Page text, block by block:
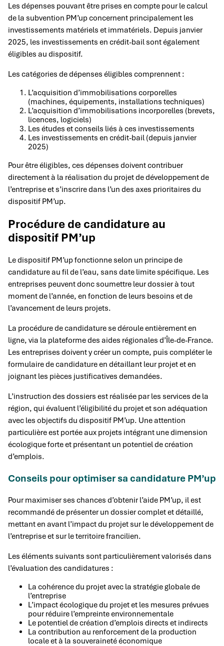
Les dépenses pouvant être prises en compte pour le calcul
de la subvention PM’up concernent principalement les
investissements matériels et immatériels. Depuis janvier
2025, les investissements en crédit-bail sont également
éligibles au dispositif.
Les catégories de dépenses éligibles comprennent :
L’acquisition d’immobilisations corporelles
(machines, équipements, installations techniques)
L’acquisition d’immobilisations incorporelles (brevets,
licences, logiciels)
Les études et conseils liés à ces investissements
Les investissements en crédit-bail (depuis janvier
2025)
Pour être éligibles, ces dépenses doivent contribuer
directement à la réalisation du projet de développement de
l’entreprise et s’inscrire dans l’un des axes prioritaires du
dispositif PM’up.
Procédure de candidature au
dispositif PM’up
Le dispositif PM’up fonctionne selon un principe de
candidature au fil de l’eau, sans date limite spécifique. Les
entreprises peuvent donc soumettre leur dossier à tout
moment de l’année, en fonction de leurs besoins et de
l’avancement de leurs projets.
La procédure de candidature se déroule entièrement en
ligne, via la plateforme des aides régionales d’Île-de-France.
Les entreprises doivent y créer un compte, puis compléter le
formulaire de candidature en détaillant leur projet et en
joignant les pièces justificatives demandées.
L’instruction des dossiers est réalisée par les services de la
région, qui évaluent l’éligibilité du projet et son adéquation
avec les objectifs du dispositif PM’up. Une attention
particulière est portée aux projets intégrant une dimension
écologique forte et présentant un potentiel de création
d’emplois.
Conseils pour optimiser sa candidature PM’up
Pour maximiser ses chances d’obtenir l’aide PM’up, il est
recommandé de présenter un dossier complet et détaillé,
mettant en avant l’impact du projet sur le développement de
l’entreprise et sur le territoire francilien.
Les éléments suivants sont particulièrement valorisés dans
l’évaluation des candidatures :
La cohérence du projet avec la stratégie globale de
l’entreprise
L’impact écologique du projet et les mesures prévues
pour réduire l’empreinte environnementale
Le potentiel de création d’emplois directs et indirects
La contribution au renforcement de la production
locale et à la souveraineté économique